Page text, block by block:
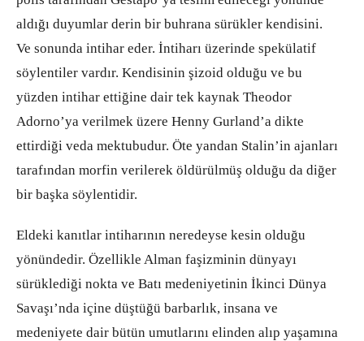
aldığı duyumlar derin bir buhrana sürükler kendisini.
Ve sonunda intihar eder. İntiharı üzerinde spekülatif
söylentiler vardır. Kendisinin şizoid olduğu ve bu
yüzden intihar ettiğine dair tek kaynak Theodor
Adorno’ya verilmek üzere Henny Gurland’a dikte
ettirdiği veda mektubudur. Öte yandan Stalin’in ajanları
tarafından morfin verilerek öldürülmüş olduğu da diğer
bir başka söylentidir.
Eldeki kanıtlar intiharının neredeyse kesin olduğu
yönündedir. Özellikle Alman faşizminin dünyayı
sürüklediği nokta ve Batı medeniyetinin İkinci Dünya
Savaşı’nda içine düştüğü barbarlık, insana ve
medeniyete dair bütün umutlarını elinden alıp yaşamına